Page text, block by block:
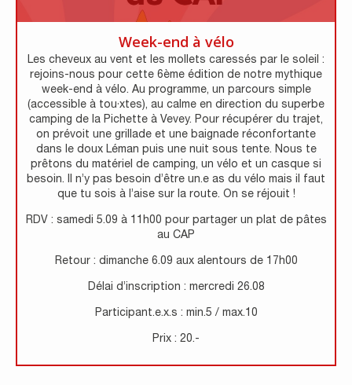
Week-end à vélo
Les cheveux au vent et les mollets caressés par le soleil :
rejoins-nous pour cette 6ème édition de notre mythique
week-end à vélo. Au programme, un parcours simple
(accessible à tou·xtes), au calme en direction du superbe
camping de la Pichette à Vevey. Pour récupérer du trajet,
on prévoit une grillade et une baignade réconfortante
dans le doux Léman puis une nuit sous tente. Nous te
prêtons du matériel de camping, un vélo et un casque si
besoin. Il n’y pas besoin d’être un.e as du vélo mais il faut
que tu sois à l’aise sur la route. On se réjouit !
RDV : samedi 5.09 à 11h00 pour partager un plat de pâtes
au CAP
Retour : dimanche 6.09 aux alentours de 17h00
Délai d’inscription : mercredi 26.08
Participant.e.x.s : min.5 / max.10
Prix : 20.-